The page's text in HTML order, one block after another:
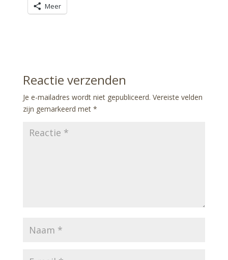
Meer
Reactie verzenden
Je e-mailadres wordt niet gepubliceerd. Vereiste velden
zijn gemarkeerd met *